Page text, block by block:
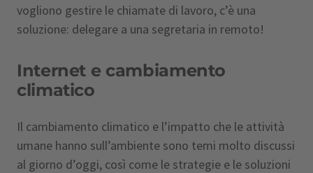
vogliono gestire le chiamate di lavoro, c’è una
soluzione: delegare a una segretaria in remoto!
Internet e cambiamento
climatico
Il cambiamento climatico e l’impatto che le attività
umane hanno sull’ambiente sono temi molto discussi
al giorno d’oggi, così come le strategie e le soluzioni